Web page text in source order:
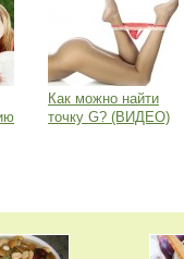
Как можно найти
точку G? (ВИДЕО)